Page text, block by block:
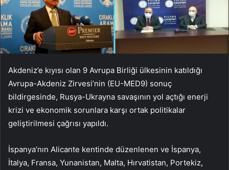
Akdeniz’e kıyısı olan 9 Avrupa Birliği ülkesinin katıldığı
Avrupa-Akdeniz Zirvesi’nin (EU-MED9) sonuç
bildirgesinde, Rusya-Ukrayna savaşının yol açtığı enerji
krizi ve ekonomik sorunlara karşı ortak politikalar
geliştirilmesi çağrısı yapıldı.
İspanya’nın Alicante kentinde düzenlenen ve İspanya,
İtalya, Fransa, Yunanistan, Malta, Hırvatistan, Portekiz,